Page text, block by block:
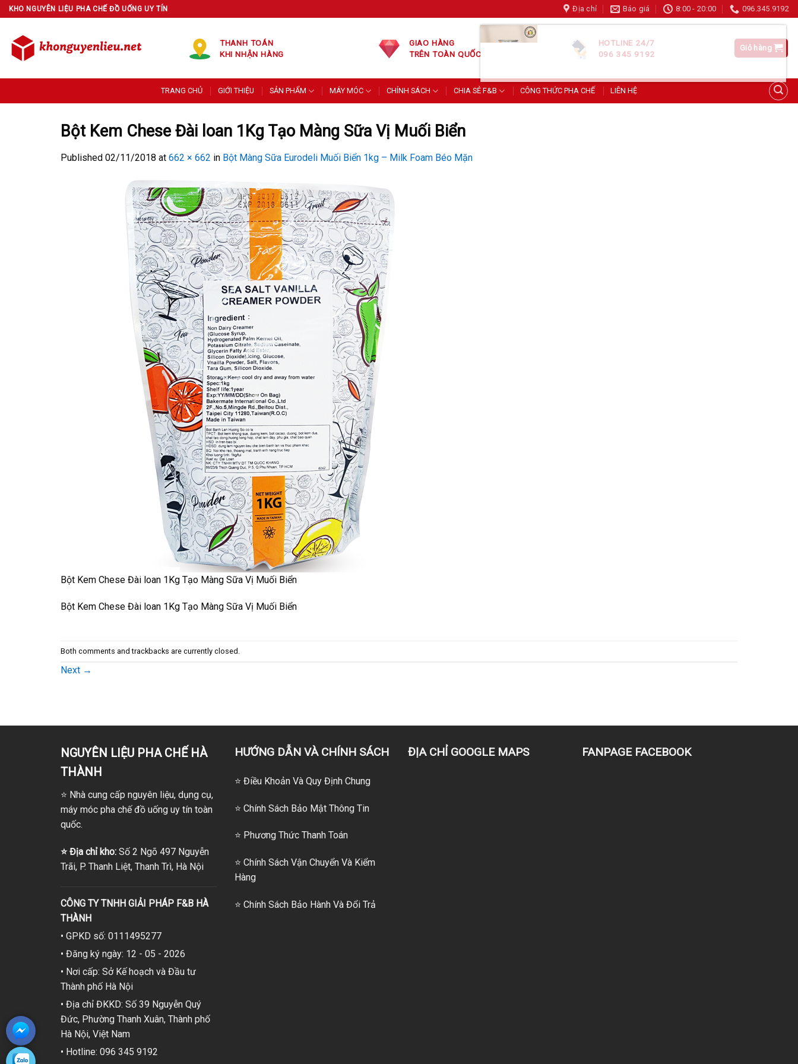
Skip
to
content
KHO NGUYÊN LIỆU PHA CHẾ ĐỒ UỐNG UY TÍN Địa chỉ Báo giá 8:00 - 20:00 096.345.9192
THANH TOÁN
KHI NHẬN HÀNG
GIAO HÀNG
TRÊN TOÀN QUỐC
HOTLINE 24/7
096 345 9192
Giỏ hàng
TRANG CHỦ GIỚI THIỆU SẢN PHẨM MÁY MÓC CHÍNH SÁCH CHIA SẺ F&B CÔNG THỨC PHA CHẾ LIÊN HỆ
Bột Kem Chese Đài loan 1Kg Tạo Màng Sữa Vị Muối Biển
Published 02/11/2018 at 662 × 662 in Bột Màng Sữa Eurodeli Muối Biển 1kg – Milk Foam Béo Mặn
Bột Kem Chese Đài loan 1Kg Tạo Màng Sữa Vị Muối Biển
Bột Kem Chese Đài loan 1Kg Tạo Màng Sữa Vị Muối Biển
Both comments and trackbacks are currently closed.
Next →
NGUYÊN LIỆU PHA CHẾ HÀ
THÀNH
⭐ Nhà cung cấp nguyên liệu, dụng cụ,
máy móc pha chế đồ uống uy tín toàn
quốc.
⭐Địa chỉ kho: Số 2 Ngõ 497 Nguyễn
Trãi, P. Thanh Liệt, Thanh Trì, Hà Nội
CÔNG TY TNHH GIẢI PHÁP F&B HÀ
THÀNH
• GPKD số: 0111495277
• Đăng ký ngày: 12 - 05 - 2026
• Nơi cấp: Sở Kế hoạch và Đầu tư
Thành phố Hà Nội
• Địa chỉ ĐKKD: Số 39 Nguyễn Quý
Đức, Phường Thanh Xuân, Thành phố
Hà Nội, Việt Nam
• Hotline: 096 345 9192
HƯỚNG DẪN VÀ CHÍNH SÁCH
⭐ Điều Khoản Và Quy Định Chung
⭐ Chính Sách Bảo Mật Thông Tin
⭐ Phương Thức Thanh Toán
⭐ Chính Sách Vận Chuyển Và Kiểm
Hàng
⭐ Chính Sách Bảo Hành Và Đổi Trả
ĐỊA CHỈ GOOGLE MAPS FANPAGE FACEBOOK
Hoàng Hải tại Hà Nội đã đặt hàng
Đào ngâm Cát Long 425g – Lon nhỏ tiện lợi, giòn ngọt
About 3 hours ago